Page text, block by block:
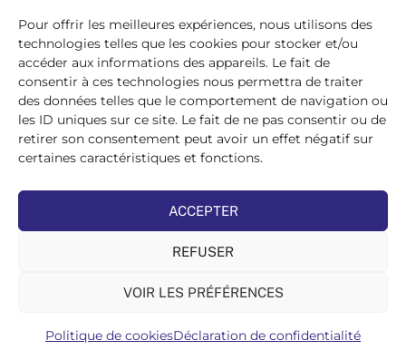
Pour offrir les meilleures expériences, nous utilisons des
technologies telles que les cookies pour stocker et/ou
accéder aux informations des appareils. Le fait de
consentir à ces technologies nous permettra de traiter
des données telles que le comportement de navigation ou
les ID uniques sur ce site. Le fait de ne pas consentir ou de
retirer son consentement peut avoir un effet négatif sur
certaines caractéristiques et fonctions.
ACCEPTER
REFUSER
VOIR LES PRÉFÉRENCES
Politique de cookiesDéclaration de confidentialité
Fédération des Distributeurs
de Matériaux de Construction
215 bis, boulevard Saint-Germain
75007 PARIS
Tél : 01 45 48 28 44
Suivez-nous sur les réseaux sociaux :